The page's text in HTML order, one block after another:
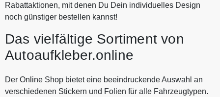
Rabattaktionen, mit denen Du Dein individuelles Design
noch günstiger bestellen kannst!
Das vielfältige Sortiment von
Autoaufkleber.online
Der Online Shop bietet eine beeindruckende Auswahl an
verschiedenen Stickern und Folien für alle Fahrzeugtypen.